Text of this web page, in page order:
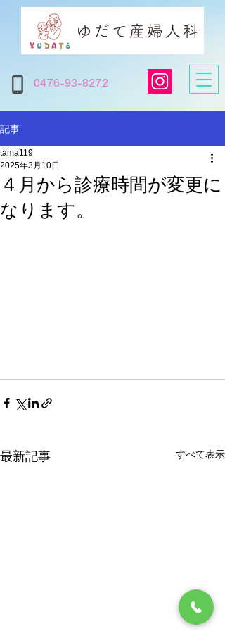
0476-93-8272
記事
４月から診療時間が変更に
なります。
tama119
2025年3月10日
最新記事 すべて表示